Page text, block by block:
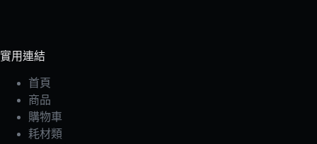
實用連結
首頁
商品
購物車
耗材類